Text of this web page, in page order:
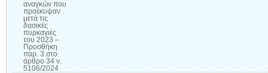
αναγκών που
προέκυψαν
μετά τις
δασικές
πυρκαγιές
του 2023 –
Προσθήκη
παρ. 3 στο
άρθρο 34 ν.
5106/2024